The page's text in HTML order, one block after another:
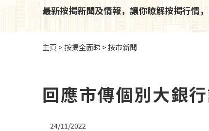
最新按揭新聞及情報，讓你瞭解按揭行情，
主頁 >按揭全面睇 >按市新聞
回應市傳個別大銀
24/11/2022